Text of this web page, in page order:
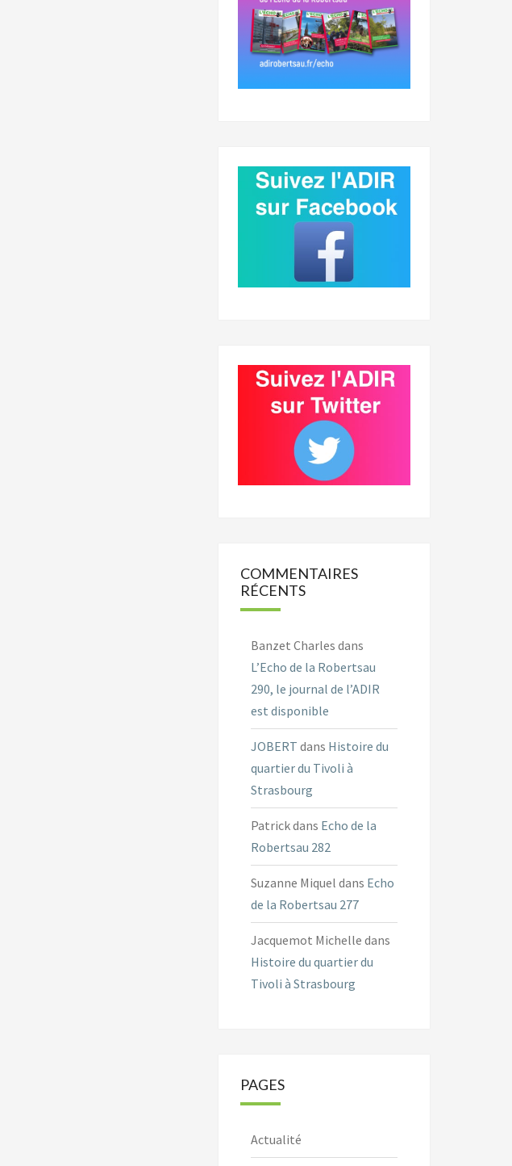
COMMENTAIRES
RÉCENTS
Banzet Charles dans
L’Echo de la Robertsau
290, le journal de l’ADIR
est disponible
JOBERT dans Histoire du
quartier du Tivoli à
Strasbourg
Patrickdans Echo de la
Robertsau 282
Suzanne Miquel dans Echo
de la Robertsau 277
Jacquemot Michelle dans
Histoire du quartier du
Tivoli à Strasbourg
PAGES
Actualité